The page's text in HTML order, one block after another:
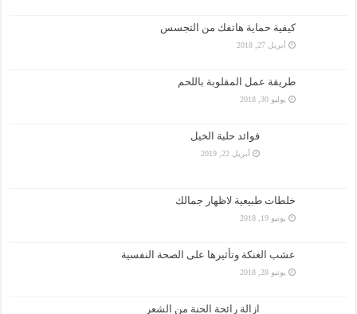
كيفية حماية هاتفك من التجسس
أبريل 27, 2018
طريقة عمل المقلوبة باللحم
يوليو 30, 2018
فوائد حلبة الخيل
أبريل 22, 2019
خلطات طبيعية لاظهار جمالك
يونيو 19, 2018
عشب الغنكة وتأثيرها على الصحة النفسية
يونيو 28, 2018
ازالة رائحة الحنة من الشعر